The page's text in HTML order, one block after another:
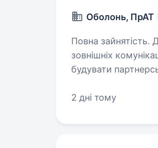
Оболонь, ПрАТ
Повна зайнятість. Досвід
зовнішніх
будувати
2 дні тому